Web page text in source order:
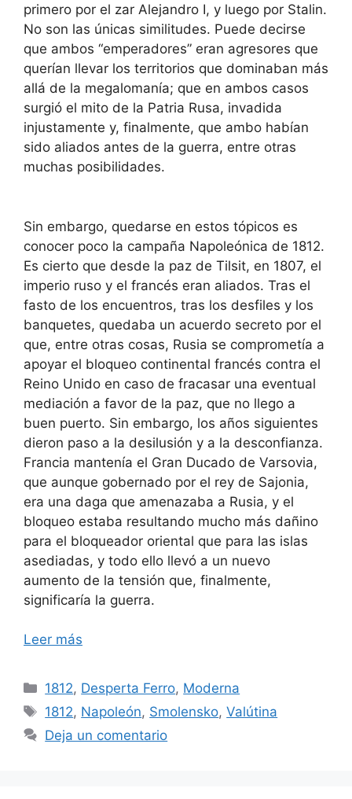
primero por el zar Alejandro I, y luego por Stalin.
No son las únicas similitudes. Puede decirse
que ambos “emperadores” eran agresores que
querían llevar los territorios que dominaban más
allá de la megalomanía; que en ambos casos
surgió el mito de la Patria Rusa, invadida
injustamente y, finalmente, que ambo habían
sido aliados antes de la guerra, entre otras
muchas posibilidades.
Sin embargo, quedarse en estos tópicos es
conocer poco la campaña Napoleónica de 1812.
Es cierto que desde la paz de Tilsit, en 1807, el
imperio ruso y el francés eran aliados. Tras el
fasto de los encuentros, tras los desfiles y los
banquetes, quedaba un acuerdo secreto por el
que, entre otras cosas, Rusia se comprometía a
apoyar el bloqueo continental francés contra el
Reino Unido en caso de fracasar una eventual
mediación a favor de la paz, que no llego a
buen puerto. Sin embargo, los años siguientes
dieron paso a la desilusión y a la desconfianza.
Francia mantenía el Gran Ducado de Varsovia,
que aunque gobernado por el rey de Sajonia,
era una daga que amenazaba a Rusia, y el
bloqueo estaba resultando mucho más dañino
para el bloqueador oriental que para las islas
asediadas, y todo ello llevó a un nuevo
aumento de la tensión que, finalmente,
significaría la guerra.
Leer más
Categorías
1812, Desperta Ferro, Moderna
Etiquetas
1812, Napoleón, Smolensko,Valútina
Deja un comentario